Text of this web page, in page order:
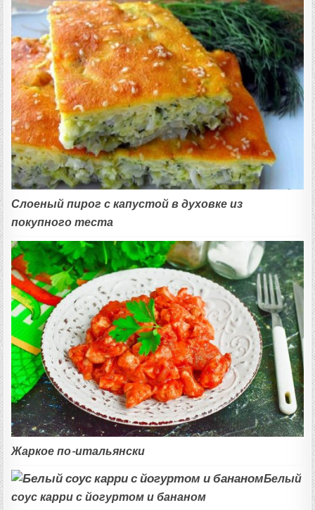
Слоеный пирог с капустой в духовке из
покупного теста
Жаркое по-итальянски
Белый
соус карри с йогуртом и бананом